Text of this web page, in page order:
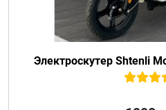
Электроскутер Shtenli